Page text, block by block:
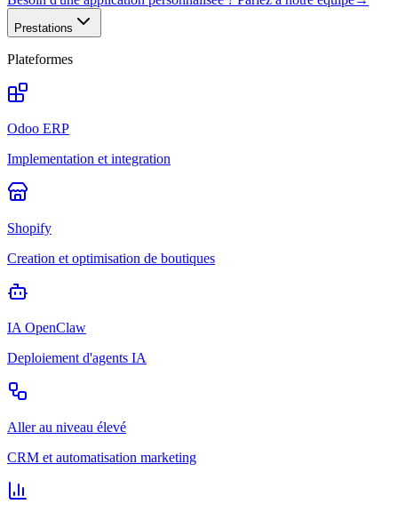
Prestations
Plateformes
Odoo ERP
Implementation et integration
Shopify
Creation et optimisation de boutiques
IA OpenClaw
Deploiement d'agents IA
Aller au niveau élevé
CRM et automatisation marketing